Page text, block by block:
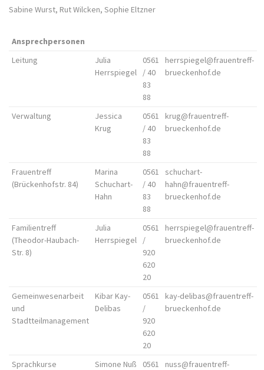
Sabine Wurst, Rut Wilcken, Sophie Eltzner
Ansprechpersonen
Leitung
Julia
Herrspiegel
0561
/ 40
83
88
herrspiegel@frauentreff-
brueckenhof.de
Verwaltung
Jessica
Krug
0561
/ 40
83
88
krug@frauentreff-
brueckenhof.de
Frauentreff
(Brückenhofstr. 84)
Marina
Schuchart-
Hahn
0561
/ 40
83
88
schuchart-
hahn@frauentreff-
brueckenhof.de
Familientreff
(Theodor-Haubach-
Str. 8)
Julia
Herrspiegel
0561
/
920
620
20
herrspiegel@frauentreff-
brueckenhof.de
Gemeinwesenarbeit
und
Stadtteilmanagement
Kibar Kay-
Delibas
0561
/
920
620
20
kay-delibas@frauentreff-
brueckenhof.de
Sprachkurse Simone Nuß
0561
nuss@frauentreff-